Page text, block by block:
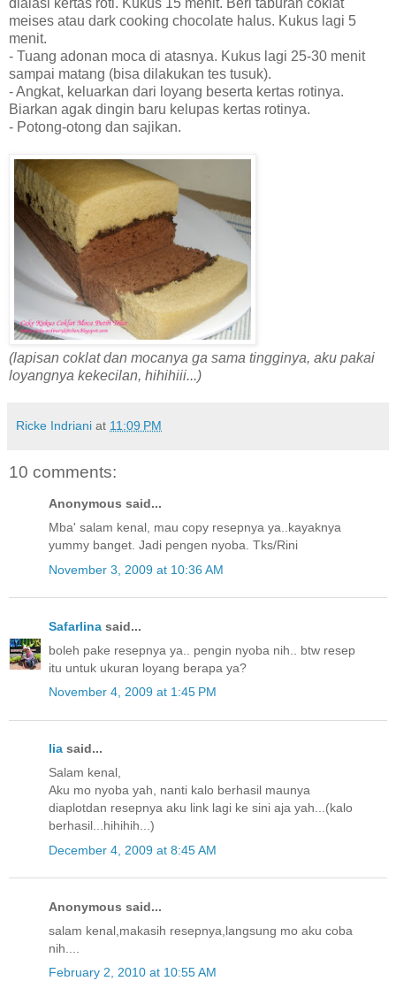
meises atau dark cooking chocolate halus. Kukus lagi 5
menit.
- Tuang adonan moca di atasnya. Kukus lagi 25-30 menit
sampai matang (bisa dilakukan tes tusuk).
- Angkat, keluarkan dari loyang beserta kertas rotinya.
Biarkan agak dingin baru kelupas kertas rotinya.
- Potong-otong dan sajikan.
(lapisan coklat dan mocanya ga sama tingginya, aku pakai
loyangnya kekecilan, hihihiii...)
Ricke Indriani at 11:09 PM
10 comments:
Anonymous said...
Mba' salam kenal, mau copy resepnya ya..kayaknya
yummy banget. Jadi pengen nyoba. Tks/Rini
November 3, 2009 at 10:36 AM
Safarlina said...
boleh pake resepnya ya.. pengin nyoba nih.. btw resep
itu untuk ukuran loyang berapa ya?
November 4, 2009 at 1:45 PM
lia said...
Salam kenal,
Aku mo nyoba yah, nanti kalo berhasil maunya
diaplotdan resepnya aku link lagi ke sini aja yah...(kalo
berhasil...hihihih...)
December 4, 2009 at 8:45 AM
Anonymous said...
salam kenal,makasih resepnya,langsung mo aku coba
nih....
February 2, 2010 at 10:55 AM